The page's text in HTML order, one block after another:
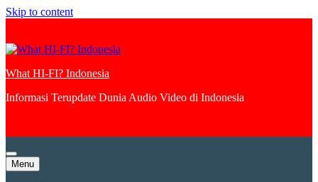
Skip to content
What HI-FI? Indonesia
Informasi Terupdate Dunia Audio Video di Indonesia
Menu